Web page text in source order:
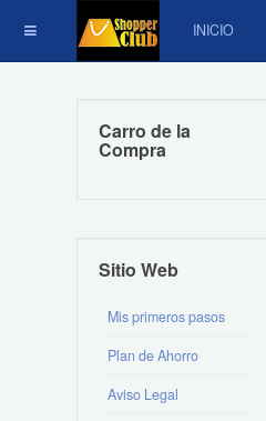
INICIO
Carro de la
Compra
Sitio Web
Mis primeros pasos
Plan de Ahorro
Aviso Legal